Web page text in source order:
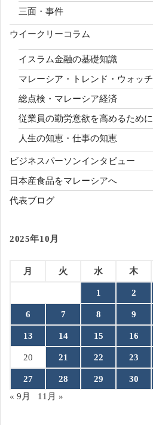
三面・事件
ウイークリーコラム
イスラム金融の基礎知識
マレーシア・トレンド・ウォッチ
総点検・マレーシア経済
従業員の勤労意欲を高めるために
人生の知恵・仕事の知恵
ビジネスパーソンインタビュー
日本産食品をマレーシアへ
代表ブログ
2025年10月
月 火 水 木
1 2
6 7 8 9
13 14 15 16
20 21 22 23
27 28 29 30
« 9月
11月 »